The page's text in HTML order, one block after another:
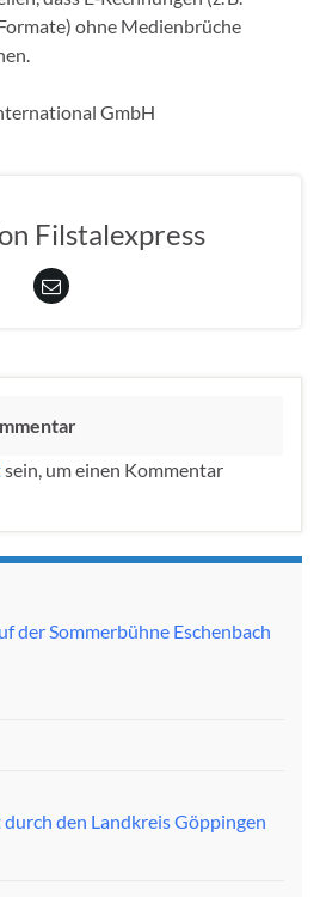
ohne Medienbrüche
GmbH
Filstalexpress
sein, um einen Kommentar
der Sommerbühne Eschenbach
den Landkreis Göppingen